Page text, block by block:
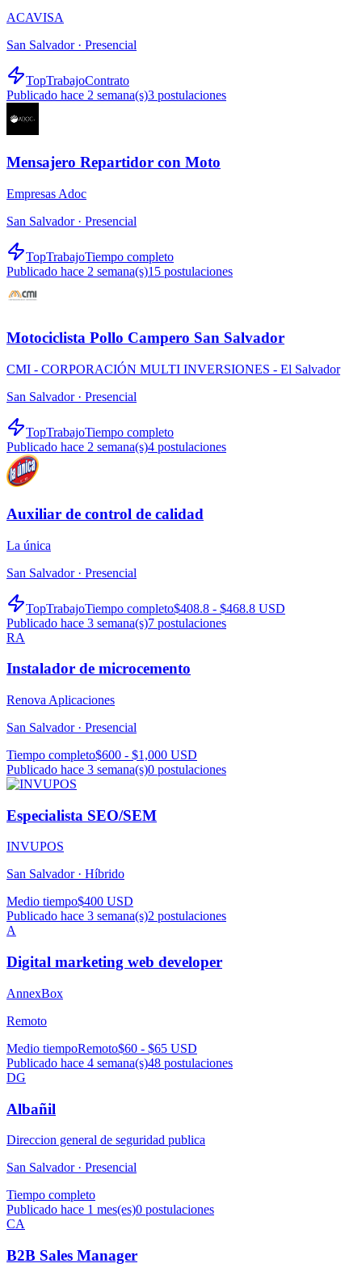
ACAVISA
San Salvador · Presencial
TopTrabajoContrato
Publicado hace 2 semana(s)3 postulaciones
Mensajero Repartidor con Moto
Empresas Adoc
San Salvador · Presencial
TopTrabajoTiempo completo
Publicado hace 2 semana(s)15 postulaciones
Motociclista Pollo Campero San Salvador
CMI - CORPORACIÓN MULTI INVERSIONES - El Salvador
San Salvador · Presencial
TopTrabajoTiempo completo
Publicado hace 2 semana(s)4 postulaciones
Auxiliar de control de calidad
La única
San Salvador · Presencial
TopTrabajoTiempo completo$408.8 - $468.8 USD
Publicado hace 3 semana(s)7 postulaciones
RA
Instalador de microcemento
Renova Aplicaciones
San Salvador · Presencial
Tiempo completo$600 - $1,000 USD
Publicado hace 3 semana(s)0 postulaciones
Especialista SEO/SEM
INVUPOS
San Salvador · Híbrido
Medio tiempo$400 USD
Publicado hace 3 semana(s)2 postulaciones
A
Digital marketing web developer
AnnexBox
Remoto
Medio tiempoRemoto$60 - $65 USD
Publicado hace 4 semana(s)48 postulaciones
DG
Albañil
Direccion general de seguridad publica
San Salvador · Presencial
Tiempo completo
Publicado hace 1 mes(es)0 postulaciones
CA
B2B Sales Manager